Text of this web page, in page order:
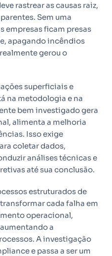
rastrear as causas raiz,
Sem uma
empresas ficam presas
apagando incêndios
gerou o
superficiais e
na metodologia e na
bem investigado gera
alimenta a melhoria
Isso exige
coletar dados,
análises técnicas e
até sua conclusão.
estruturados de
cada falha em
operacional,
a
A investigação
e passa a ser um